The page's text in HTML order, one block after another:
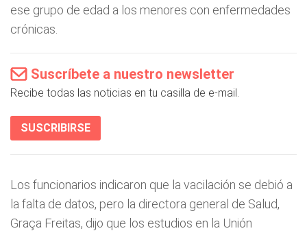
ese grupo de edad a los menores con enfermedades
crónicas.
Suscríbete a nuestro newsletter
Recibe todas las noticias en tu casilla de e-mail.
SUSCRIBIRSE
Los funcionarios indicaron que la vacilación se debió a
la falta de datos, pero la directora general de Salud,
Graça Freitas, dijo que los estudios en la Unión